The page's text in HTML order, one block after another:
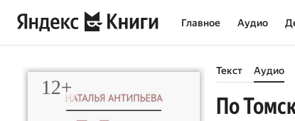
Главное Аудио
Текст Аудио
По